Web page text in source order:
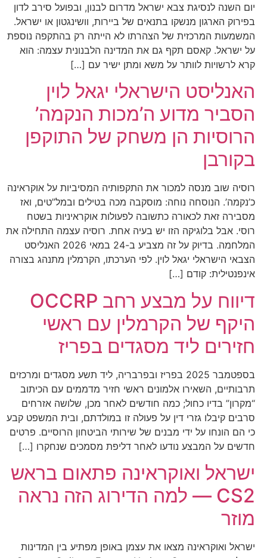
יום השנה לנסיגת צבא ישראל מדרום לבנון, ובפועל סירב לדון
בפירוק הארגון מנשקו בתנאים של ביירות, וושינגטון או ישראל.
המשמעות המרכזית של הצהרתו לא הייתה רק בהתקפה נוספת
על ישראל. קאסם תקף גם את המדינה הלבנונית עצמה: הוא
קרא לרשויות לוותר על משא ומתן ישיר עם […]
האנליסט הישראלי יגאל לוין
הסביר מדוע ה’מכות הנקמה’
הרוסיות הן משחק של התוקפן
בקורבן
רוסיה שוב מנסה למכור את התקפותיה המסיביות על אוקראינה
כ’נקמה’. הנוסחה נוחה: מוסקבה מכה בטילים ובמל”טים, ואז
מסבירה זאת לכאורה כתשובה לפעולות אוקראיניות בשטח
רוסי. אבל בלוגיקה הזו יש בעיה אחת. רוסיה עצמה התחילה את
המלחמה. בדיוק על זה מצביע ב-24 במאי 2026 האנליסט
הצבאי הישראלי יגאל לוין. לפי הערכתו, הקרמלין מתנהג בצורה
אינפנטילית: קודם […]
OCCRP דיווח על מבצע רחב
היקף של הקרמלין עם ראשי
חזירים ליד מסגדים בפריז
בספטמבר 2025 בפריז ובפרבריה, ליד תשע מסגדים ומרכזים
תרבותיים, השאירו אלמונים ראשי חזיר מדממים עם הכיתוב
“מקרון” בדיו כחול; כמה חודשים לאחר מכן, שלושה אזרחים
סרבים קיבלו גזרי דין על פעולה זו במולדתם, ובית המשפט קבע
כי הם הונחו על ידי מבנים של שירותי הביטחון הרוסיים. פרטים
חדשים על המבצע נודעו לאחר דליפת מסמכים שנחקרו […]
ישראל ואוקראינה פתאום בראש
CS2 — למה הדירוג הזה נראה
מוזר
ישראל ואוקראינה מצאו את עצמן באופן מפתיע בין המדינות